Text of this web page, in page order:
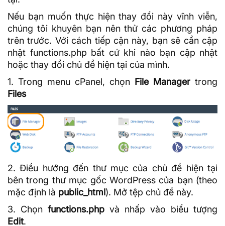
Nếu bạn muốn thực hiện thay đổi này vĩnh viễn,
chúng tôi khuyên bạn nên thử các phương pháp
trên trước. Với cách tiếp cận này, bạn sẽ cần cập
nhật functions.php bất cứ khi nào bạn cập nhật
hoặc thay đổi chủ đề hiện tại của mình.
1. Trong menu cPanel, chọn File Manager trong
Files
2. Điều hướng đến thư mục của chủ đề hiện tại
bên trong thư mục gốc WordPress của bạn (theo
mặc định là public_html). Mở tệp chủ đề này.
3. Chọn functions.php và nhấp vào biểu tượng
Edit.